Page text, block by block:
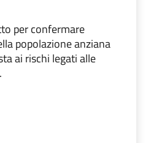
per confermare
popolazione anziana
ai rischi legati alle